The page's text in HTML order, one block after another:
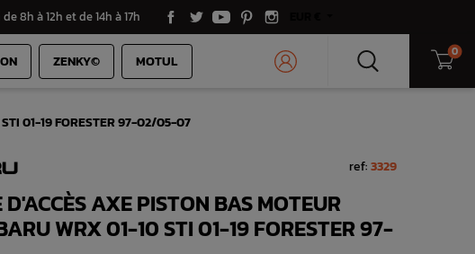
8h à 12h et de 14h à 17h
ZENKY© MOTUL 0
01-19 FORESTER 97-02/05-07
ref:3329
AXE PISTON BAS MOTEUR
WRX 01-10 STI 01-19 FORESTER 97-